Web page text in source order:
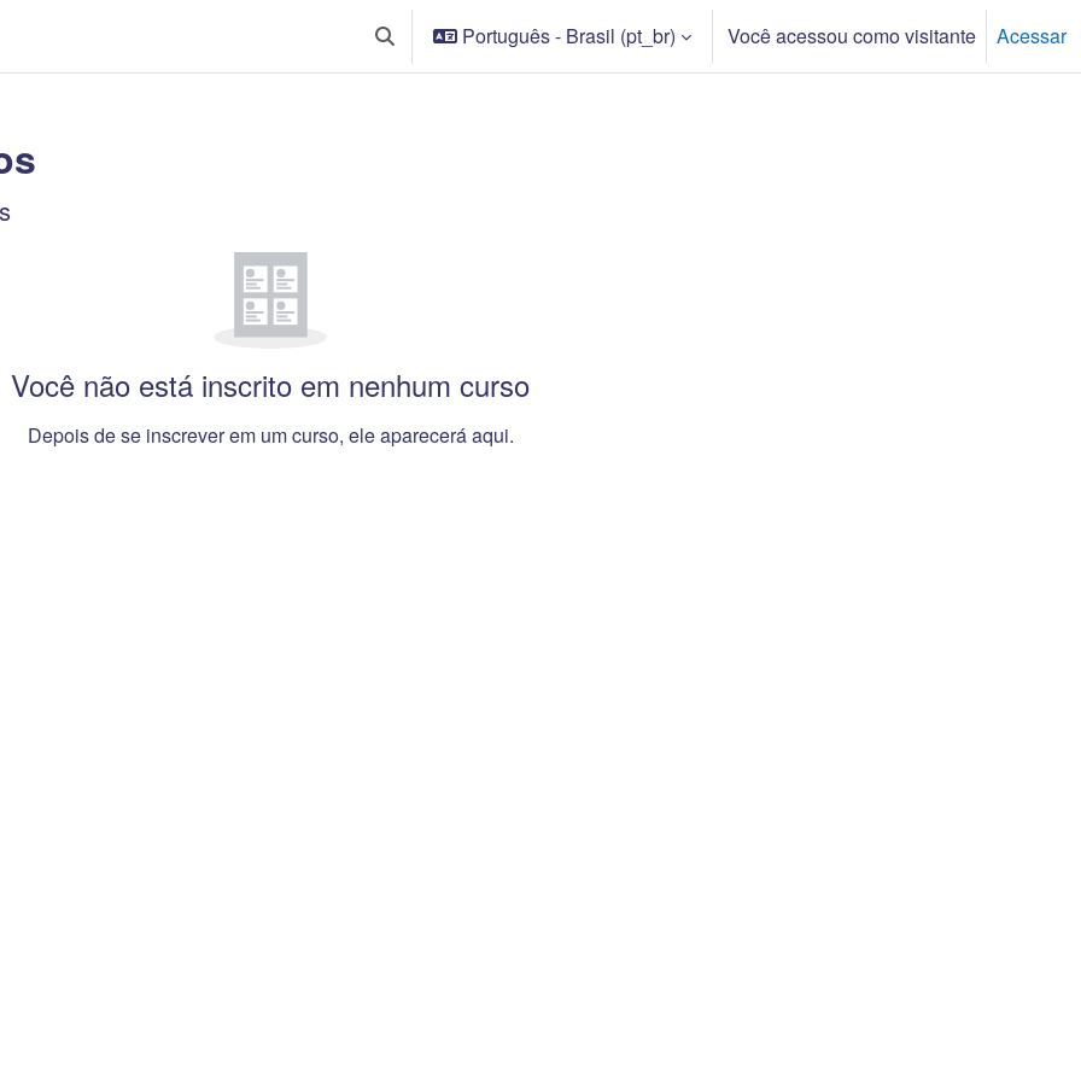
Alternar entrada de pesquisa
Português - Brasil ‎(pt_br)‎ Você acessou como visitante Acessar
principal
Você não está inscrito em nenhum curso
Depois de se inscrever em um curso, ele aparecerá aqui.